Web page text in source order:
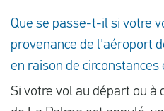
Que se passe-t-il si votre
provenance de l'aéroport
en raison de
Si votre vol au départ ou